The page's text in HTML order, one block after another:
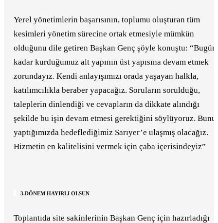
Yerel yönetimlerin başarısının, toplumu oluşturan tüm
kesimleri yönetim sürecine ortak etmesiyle mümkün
olduğunu dile getiren Başkan Genç şöyle konuştu:
kadar kurduğumuz alt yapının üst yapısına devam etmek
zorundayız. Kendi anlayışımızı orada yaşayan halkla,
katılımcılıkla beraber yapacağız. Soruların sorulduğu,
taleplerin dinlendiği ve cevapların da dikkate alındığı
şekilde bu işin devam etmesi gerektiğini söylüyoruz. Bunu
yaptığımızda hedeflediğimiz Sarıyer’e ulaşmış olacağız.
Hizmetin en kalitelisini vermek için çaba içerisindeyiz”
3.DÖNEM HAYIRLI OLSUN
Toplantıda site sakinlerinin Başkan Genç için hazırladığı